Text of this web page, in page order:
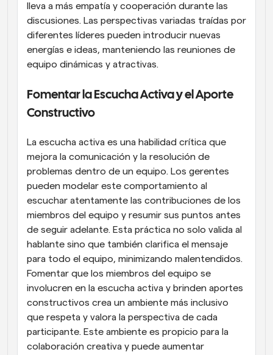
lleva a más empatía y cooperación durante las
discusiones. Las perspectivas variadas traídas por
diferentes líderes pueden introducir nuevas
energías e ideas, manteniendo las reuniones de
equipo dinámicas y atractivas.
Fomentar la Escucha Activa y el Aporte
Constructivo
La escucha activa es una habilidad crítica que
mejora la comunicación y la resolución de
problemas dentro de un equipo. Los gerentes
pueden modelar este comportamiento al
escuchar atentamente las contribuciones de los
miembros del equipo y resumir sus puntos antes
de seguir adelante. Esta práctica no solo valida al
hablante sino que también clarifica el mensaje
para todo el equipo, minimizando malentendidos.
Fomentar que los miembros del equipo se
involucren en la escucha activa y brinden aportes
constructivos crea un ambiente más inclusivo
que respeta y valora la perspectiva de cada
participante. Este ambiente es propicio para la
colaboración creativa y puede aumentar